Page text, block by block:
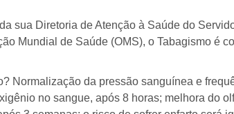
sua Diretoria de Atenção à Saúde do
Mundial de Saúde (OMS), o Tabagismo é
Normalização da pressão sanguínea e
no sangue, após 8 horas; melhora do